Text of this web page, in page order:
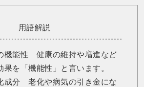
用語解説
機能性 健康の維持や増進など
果を「機能性」と言います。
成分 老化や病気の引き金にな